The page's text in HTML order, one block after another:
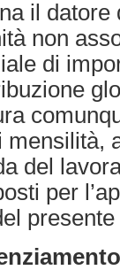
il datore
non
di
del
per